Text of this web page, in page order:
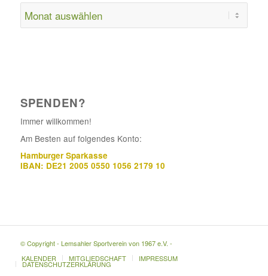
SPENDEN?
Immer willkommen!
Am Besten auf folgendes Konto:
Hamburger Sparkasse
IBAN: DE21 2005 0550 1056 2179 10
© Copyright - Lemsahler Sportverein von 1967 e.V. -
KALENDER
MITGLIEDSCHAFT IMPRESSUM
DATENSCHUTZERKLÄRUNG